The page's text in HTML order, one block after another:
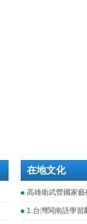
在地文化
高雄衛武營國家藝
1.台灣閩南語學習